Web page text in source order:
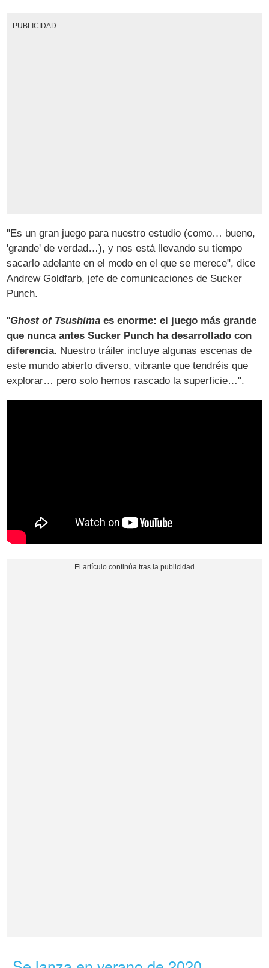
PUBLICIDAD
"Es un gran juego para nuestro estudio (como… bueno,
'grande' de verdad…), y nos está llevando su tiempo
sacarlo adelante en el modo en el que se merece", dice
Andrew Goldfarb, jefe de comunicaciones de Sucker
Punch.
"Ghost of Tsushima es enorme: el juego más grande
que nunca antes Sucker Punch ha desarrollado con
diferencia. Nuestro tráiler incluye algunas escenas de
este mundo abierto diverso, vibrante que tendréis que
explorar… pero solo hemos rascado la superficie…".